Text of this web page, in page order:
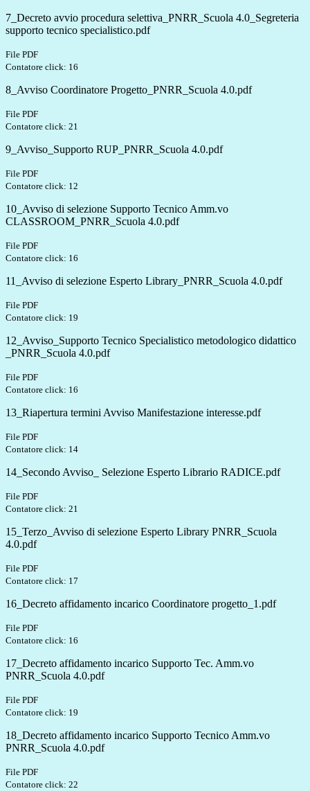
7_Decreto avvio procedura selettiva_PNRR_Scuola 4.0_Segreteria
supporto tecnico specialistico.pdf
File PDF
Contatore click: 16
8_Avviso Coordinatore Progetto_PNRR_Scuola 4.0.pdf
File PDF
Contatore click: 21
9_Avviso_Supporto RUP_PNRR_Scuola 4.0.pdf
File PDF
Contatore click: 12
10_Avviso di selezione Supporto Tecnico Amm.vo
CLASSROOM_PNRR_Scuola 4.0.pdf
File PDF
Contatore click: 16
11_Avviso di selezione Esperto Library_PNRR_Scuola 4.0.pdf
File PDF
Contatore click: 19
12_Avviso_Supporto Tecnico Specialistico metodologico didattico
_PNRR_Scuola 4.0.pdf
File PDF
Contatore click: 16
13_Riapertura termini Avviso Manifestazione interesse.pdf
File PDF
Contatore click: 14
14_Secondo Avviso_ Selezione Esperto Librario RADICE.pdf
File PDF
Contatore click: 21
15_Terzo_Avviso di selezione Esperto Library PNRR_Scuola
4.0.pdf
File PDF
Contatore click: 17
16_Decreto affidamento incarico Coordinatore progetto_1.pdf
File PDF
Contatore click: 16
17_Decreto affidamento incarico Supporto Tec. Amm.vo
PNRR_Scuola 4.0.pdf
File PDF
Contatore click: 19
18_Decreto affidamento incarico Supporto Tecnico Amm.vo
PNRR_Scuola 4.0.pdf
File PDF
Contatore click: 22